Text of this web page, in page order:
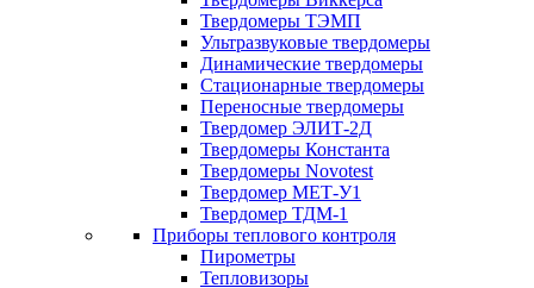
Твердомеры ТЭМП
Ультразвуковые твердомеры
Динамические твердомеры
Стационарные твердомеры
Переносные твердомеры
Твердомер ЭЛИТ-2Д
Твердомеры Константа
Твердомеры Novotest
Твердомер МЕТ-У1
Твердомер ТДМ-1
Приборы теплового контроля
Пирометры
Тепловизоры